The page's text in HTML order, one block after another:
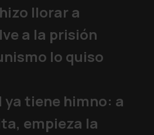
llorar a
a la prisión
lo quiso
ya tiene himno: a
empieza la